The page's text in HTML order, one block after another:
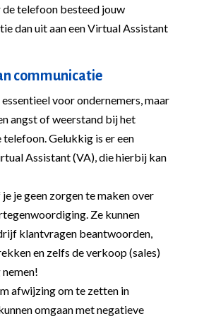
de telefoon besteed jouw
dan uit aan een Virtual Assistant
communicatie
voor ondernemers, maar
angst of weerstand bij het
telefoon. Gelukkig is er een
Assistant (VA), die hierbij kan
je geen zorgen te maken over
Ze kunnen
klantvragen beantwoorden,
en zelfs de verkoop (sales)
afwijzing om te zetten in
omgaan met negatieve